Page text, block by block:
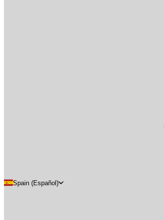
Spain (Español)